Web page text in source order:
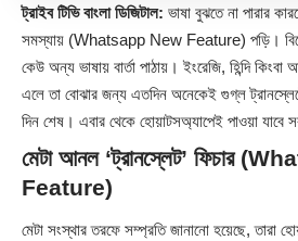
ট্রাইব টিভি বাংলা ডিজিটাল: ভাষা বুঝতে না পারার
সমস্যায় (Whatsapp New Feature) পড়ি।
কেউ অন্য ভাষায় বার্তা পাঠায়। ইংরেজি, হিন্দি
এলে তা বোঝার জন্য এতদিন অনেকেই গুগ্‌ল
দিন শেষ। এবার থেকে হোয়াটসঅ্যাপেই পাওয়া যাবে
মেটা আনল ‘ট্রানস্লেট’ ফিচার
Feature)
মেটা সংস্থার তরফে সম্প্রতি জানানো হয়েছে, তারা